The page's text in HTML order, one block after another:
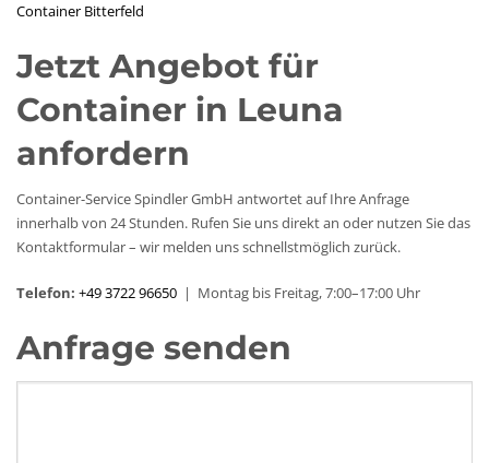
Container Bitterfeld
Jetzt Angebot für
Container in Leuna
anfordern
Container-Service Spindler GmbH antwortet auf Ihre Anfrage
innerhalb von 24 Stunden. Rufen Sie uns direkt an oder nutzen Sie das
Kontaktformular – wir melden uns schnellstmöglich zurück.
Telefon: +49 3722 96650 | Montag bis Freitag, 7:00–17:00 Uhr
Anfrage senden